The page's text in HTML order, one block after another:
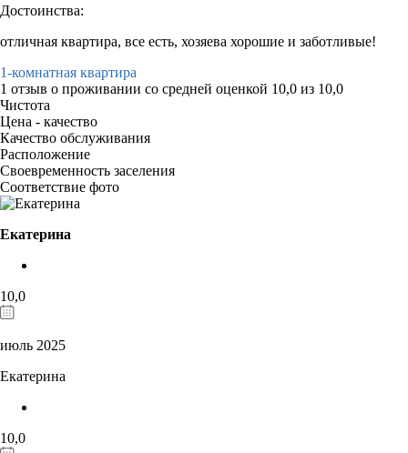
Достоинства:
отличная квартира, все есть, хозяева хорошие и заботливые!
1-комнатная квартира
1 отзыв о проживании со средней оценкой 10,0 из 10,0
Чистота
Цена - качество
Качество обслуживания
Расположение
Своевременность заселения
Соответствие фото
Екатерина
10,0
июль 2025
Екатерина
10,0